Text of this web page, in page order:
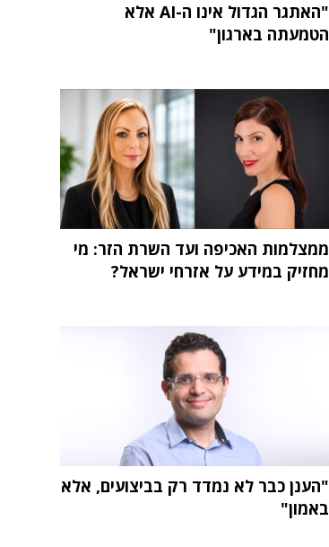
"האתגר הגדול אינו ה-AI אלא
הטמעתה בארגון"
ממצלמות האכיפה ועד השרת הזר: מי
מחזיק במידע על אזרחי ישראל?
"הענן כבר לא נמדד רק בביצועים, אלא
באמון"